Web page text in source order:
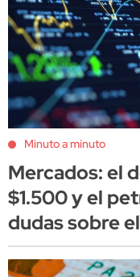
Minuto a minuto
Mercados: el
$1.500 y el
dudas sobre